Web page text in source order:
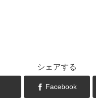
シェアする
Facebook